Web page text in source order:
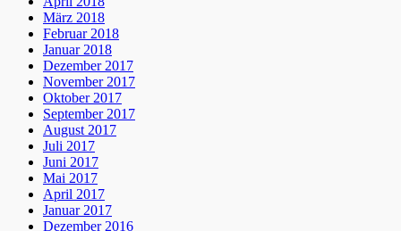
März 2018
Februar 2018
Januar 2018
Dezember 2017
November 2017
Oktober 2017
September 2017
August 2017
Juli 2017
Juni 2017
Mai 2017
April 2017
Januar 2017
Dezember 2016